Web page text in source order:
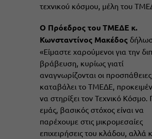
τεχνικού κόσμου, μέλη του
Ο Πρόεδρος του ΤΜΕΔΕ κ.
Κωνσταντίνος Μακέδος
«Είμαστε χαρούμενοι για την
βράβευση, κυρίως γιατί
αναγνωρίζονται οι
καταβάλει το ΤΜΕΔΕ,
να στηρίξει τον Τεχνικό Κόσμο.
εμάς, βασικός στόχος είναι να
παρέχουμε στις μικρομεσαίες
επιχειρήσεις του κλάδου, αλλά